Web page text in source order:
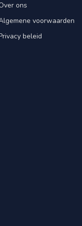
ons
voorwaarden
beleid